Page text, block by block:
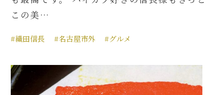
この美…
#織田信長 #名古屋市外 #グルメ